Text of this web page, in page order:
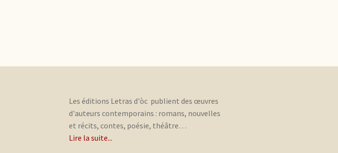
Les éditions Letras d'òc publient des œuvres
d'auteurs contemporains : romans, nouvelles
et récits, contes, poésie, théâtre…
Lire la suite...